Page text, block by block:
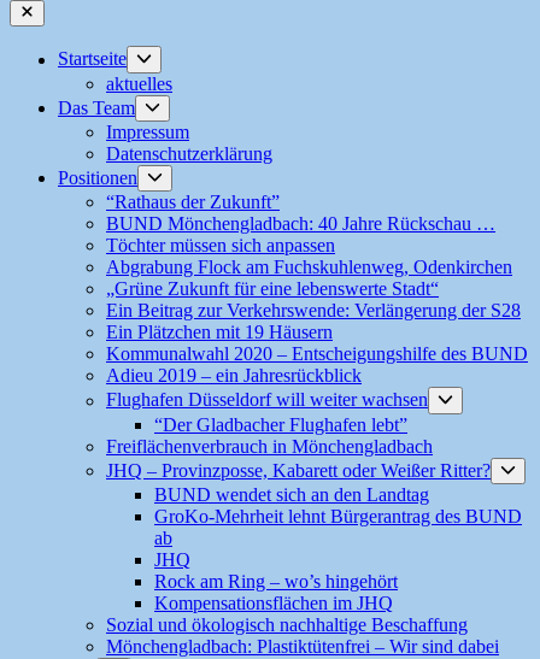
Schließen
Startseite
Untermenü
anzeigen
aktuelles
Das Team
anzeigen
Impressum
Datenschutzerklärung
Positionen
anzeigen
“Rathaus der Zukunft”
BUND Mönchengladbach: 40 Jahre Rückschau …
Töchter müssen sich anpassen
Abgrabung Flock am Fuchskuhlenweg, Odenkirchen
„Grüne Zukunft für eine lebenswerte Stadt“
Ein Beitrag zur Verkehrswende: Verlängerung der S28
Ein Plätzchen mit 19 Häusern
Kommunalwahl 2020 – Entscheigungshilfe des BUND
Adieu 2019 – ein Jahresrückblick
Flughafen Düsseldorf will weiter wachsen
Untermenü
anzeigen
“Der Gladbacher Flughafen lebt”
Freiflächenverbrauch in Mönchengladbach
JHQ – Provinzposse, Kabarett oder Weißer Ritter?
BUND wendet sich an den Landtag
GroKo-Mehrheit lehnt Bürgerantrag des BUND
ab
JHQ
Rock am Ring – wo’s hingehört
Kompensationsflächen im JHQ
Sozial und ökologisch nachhaltige Beschaffung
Mönchengladbach: Plastiktütenfrei – Wir sind dabei